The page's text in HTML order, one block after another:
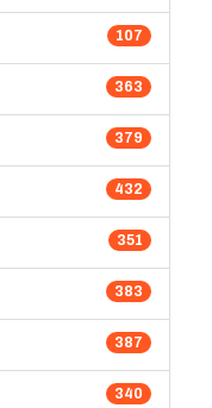
107
363
379
432
351
383
387
340